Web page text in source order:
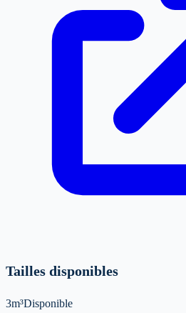
Tailles disponibles
3m³Disponible